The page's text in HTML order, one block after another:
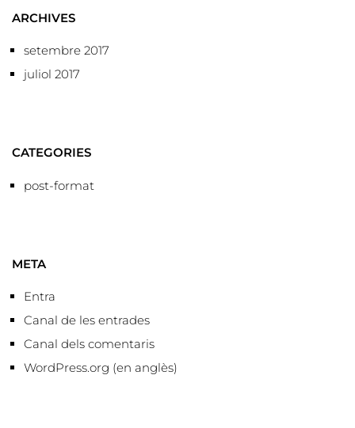
ARCHIVES
setembre 2017
juliol 2017
CATEGORIES
post-format
META
Entra
Canal de les entrades
Canal dels comentaris
WordPress.org (en anglès)